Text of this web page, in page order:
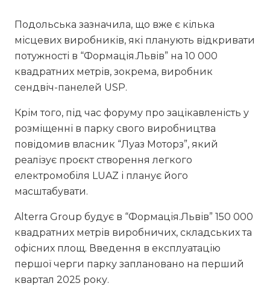
Подольська зазначила, що вже є кілька
місцевих виробників, які планують відкривати
потужності в “Формація.Львів” на 10 000
квадратних метрів, зокрема, виробник
сендвіч-панелей USP.
Крім того, під час форуму про зацікавленість у
розміщенні в парку свого виробництва
повідомив власник “Луаз Моторз”, який
реалізує проєкт створення легкого
електромобіля LUAZ і планує його
масштабувати.
Alterra Group будує в “Формація.Львів” 150 000
квадратних метрів виробничих, складських та
офісних площ. Введення в експлуатацію
першої черги парку заплановано на перший
квартал 2025 року.